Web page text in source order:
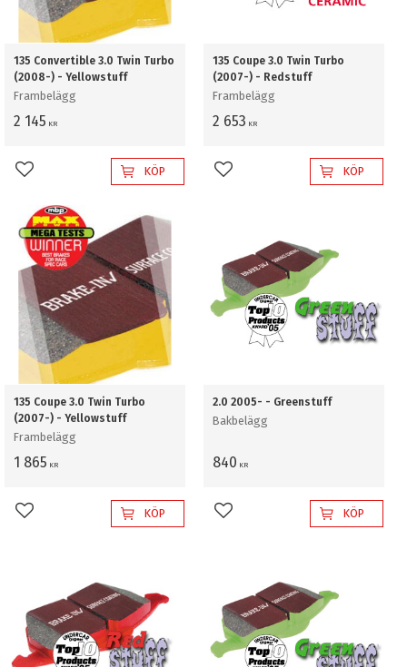
135 Convertible 3.0 Twin Turbo
(2008-) - Yellowstuff
Frambelägg
2 145 KR
Lägg till i favoriterKÖP
135 Coupe 3.0 Twin Turbo
(2007-) - Redstuff
Frambelägg
2 653 KR
Lägg till i favoriterKÖP
135 Coupe 3.0 Twin Turbo
(2007-) - Yellowstuff
Frambelägg
1 865 KR
Lägg till i favoriterKÖP
2.0 2005- - Greenstuff
Bakbelägg
840 KR
Lägg till i favoriterKÖP